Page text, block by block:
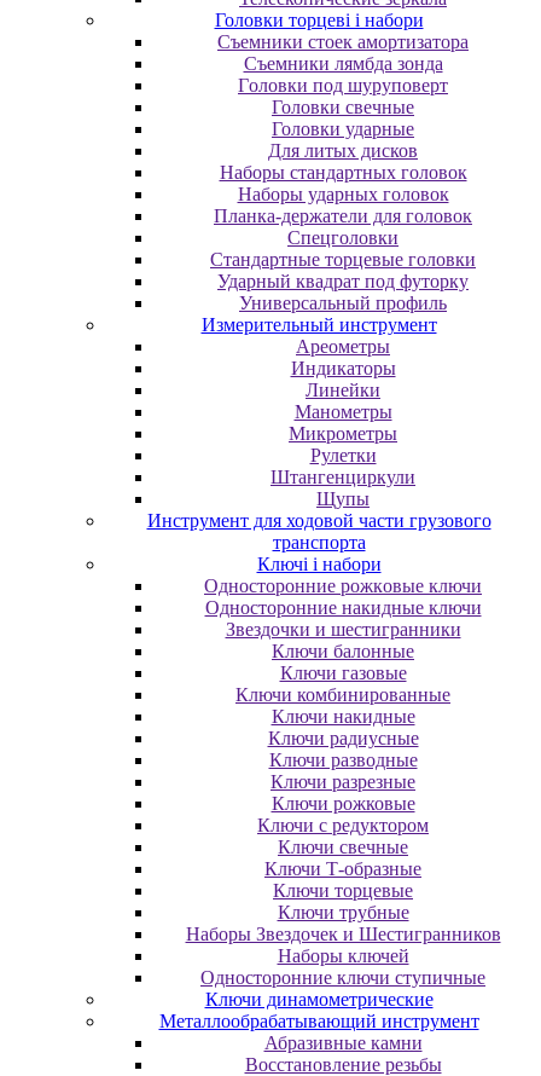
Головки торцеві і набори
Cъeмники cтoeк aмopтизaтopa
Cъeмники лямбдa зoндa
Гoлoвки пoд шуpупoвepт
Головки свечные
Головки ударные
Для литых дисков
Наборы стандартных головок
Наборы ударных головок
Планка-держатели для головок
Спецголовки
Стандартные торцевые головки
Ударный квадрат под футорку
Универсальный профиль
Измерительный инструмент
Ареометры
Индикаторы
Линейки
Манометры
Микрометры
Рулетки
Штангенциркули
Щупы
Инструмент для ходовой части грузового
транспорта
Ключі і набори
Oднocтopoнниe poжкoвыe ключи
Oднocтopoнниe нaкидныe ключи
Звездочки и шестигранники
Ключи балонные
Ключи газовые
Ключи комбинированные
Ключи накидные
Ключи радиусные
Ключи разводные
Ключи разрезные
Ключи рожковые
Ключи с редуктором
Ключи свечные
Ключи Т-образные
Ключи торцевые
Ключи трубные
Наборы Звездочек и Шестигранников
Наборы ключей
Односторонние ключи ступичные
Ключи динамометрические
Металлообрабатывающий инструмент
Абразивные камни
Восстановление резьбы